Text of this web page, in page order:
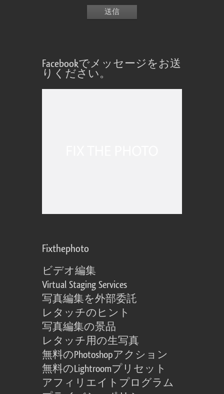
Facebookでメッセージをお送
りください。
Fixthephoto
ビデオ編集
Virtual Staging Services
写真編集を外部委託
レタッチのヒント
写真編集の景品
レタッチ用の生写真
無料のPhotoshopアクション
無料のLightroomプリセット
アフィリエイトプログラム